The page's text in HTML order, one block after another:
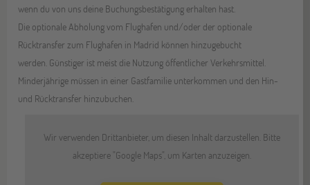
wenn du von uns deine Buchungsbestätigung erhalten hast.
Die optionale Abholung vom Flughafen und/oder der optionale
Rücktransfer zum Flughafen in Madrid können hinzugebucht
werden. Günstiger ist meist die Nutzung öffentlicher Verkehrsmittel.
Minderjährige müssen in einer Gastfamilie unterkommen und den Hin-
und Rücktransfer hinzubuchen.
Wir verwenden Drittanbieter, um diesen Inhalt darzustellen. Bitte
akzeptiere "Google Maps", um Karten anzuzeigen.